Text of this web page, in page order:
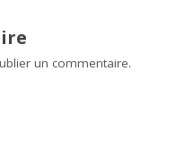
un commentaire.